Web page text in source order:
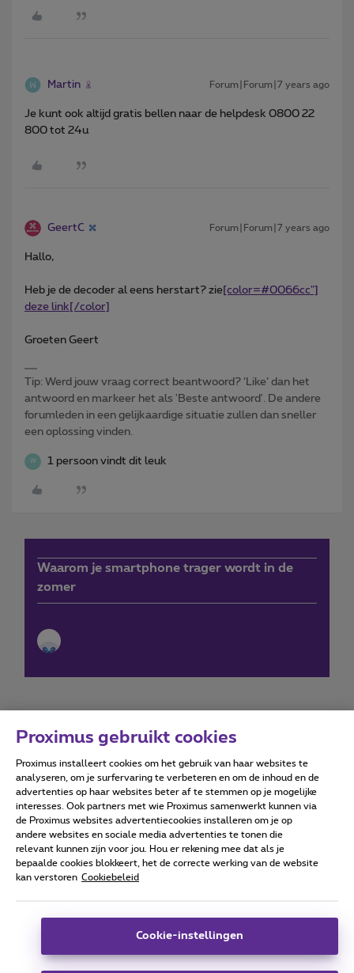
Martin Forum|Forum|7 years ago
Je kunt ook altijd gratis bellen naar de helpdesk 0800 22
800 tot 24u
GeertC Forum|Forum|7 years ago
Hallo,
Heb je de decoder al eens herstart? zie[color=#0066cc"]
deze link[/color]
Groeten Geert
Tip: Werd jouw vraag correct beantwoord? ‘Like’ dan het
antwoord en markeer het als 'Beste antwoord'. De andere
forumleden in een gelijkaardige situatie zullen dan sneller
een oplossing vinden.
W 1 persoon vindt dit leuk
Waarom je smartphone trager wordt in de
zomer
Forumvoorwaarden Accessibility statement
Alle rechten voorbehouden. © Proximus
Algemene voorwaarden, consumenteninfo
Deze website is gecreëerd en wordt beheerd conform het
Koning Albert II-laan 27 - B-1030 Brussel.
Proximus gebruikt cookies
Proximus installeert cookies om het gebruik van haar websites te
analyseren, om je surfervaring te verbeteren en om de inhoud en de
advertenties op haar websites beter af te stemmen op je mogelijke
interesses. Ook partners met wie Proximus samenwerkt kunnen via
de Proximus websites advertentiecookies installeren om je op
andere websites en sociale media advertenties te tonen die
relevant kunnen zijn voor jou. Hou er rekening mee dat als je
bepaalde cookies blokkeert, het de correcte werking van de website
kan verstoren Cookiebeleid
Cookie-instellingen